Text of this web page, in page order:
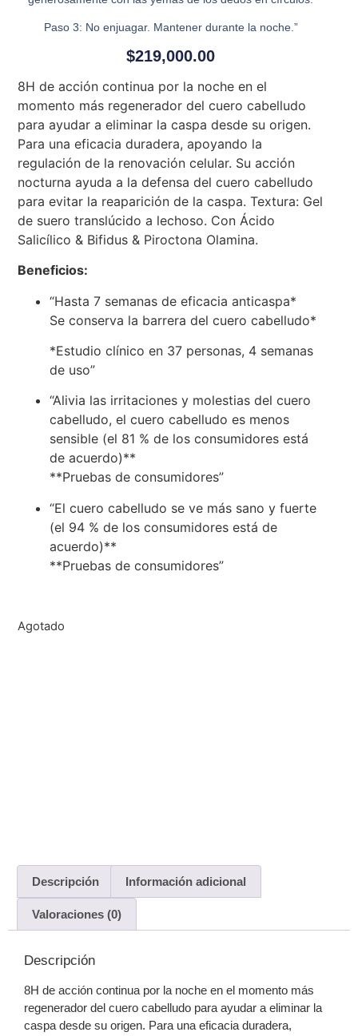
Paso 3: No enjuagar. Mantener durante la noche.”
$219,000.00
8H de acción continua por la noche en el
momento más regenerador del cuero cabelludo
para ayudar a eliminar la caspa desde su origen.
Para una eficacia duradera, apoyando la
regulación de la renovación celular. Su acción
nocturna ayuda a la defensa del cuero cabelludo
para evitar la reaparición de la caspa. Textura: Gel
de suero translúcido a lechoso. Con Ácido
Salicílico & Bifidus & Piroctona Olamina.
Beneficios:
“Hasta 7 semanas de eficacia anticaspa*
Se conserva la barrera del cuero cabelludo*
*Estudio clínico en 37 personas, 4 semanas
de uso”
“Alivia las irritaciones y molestias del cuero
cabelludo, el cuero cabelludo es menos
sensible (el 81 % de los consumidores está
de acuerdo)**
**Pruebas de consumidores”
“El cuero cabelludo se ve más sano y fuerte
(el 94 % de los consumidores está de
acuerdo)**
**Pruebas de consumidores”
Agotado
Descripción Información adicional
Valoraciones (0)
Descripción
8H de acción continua por la noche en el momento más
regenerador del cuero cabelludo para ayudar a eliminar la
caspa desde su origen. Para una eficacia duradera,